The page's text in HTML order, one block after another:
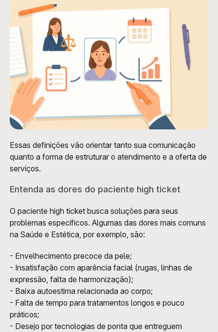
Essas definições vão orientar tanto sua comunicação
quanto a forma de estruturar o atendimento e a oferta de
serviços.
Entenda as dores do paciente high ticket
O paciente high ticket busca soluções para seus
problemas específicos. Algumas das dores mais comuns
na Saúde e Estética, por exemplo, são:
- Envelhecimento precoce da pele;
- Insatisfação com aparência facial (rugas, linhas de
expressão, falta de harmonização);
- Baixa autoestima relacionada ao corpo;
- Falta de tempo para tratamentos longos e pouco
práticos;
- Desejo por tecnologias de ponta que entreguem